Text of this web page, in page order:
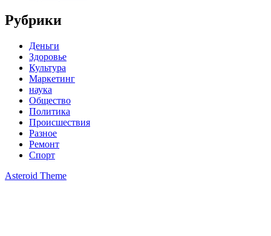
Рубрики
Деньги
Здоровье
Культура
Маркетинг
наука
Общество
Политика
Происшествия
Разное
Ремонт
Спорт
Asteroid Theme